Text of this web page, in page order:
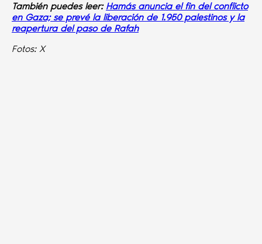
También puedes leer: Hamás anuncia el fin del conflicto
en Gaza; se prevé la liberación de 1.950 palestinos y la
reapertura del paso de Rafah
Fotos: X